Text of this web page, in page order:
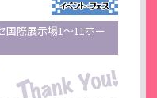
国際展示場1～11ホー